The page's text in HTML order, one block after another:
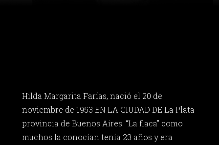
Hilda Margarita Farías, nació el 20 de
noviembre de 1953 EN LA CIUDAD DE La Plata
provincia de Buenos Aires. “La flaca” como
muchos la conocían tenía 23 años y era